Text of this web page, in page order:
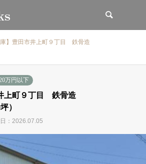
庫】豊田市井上町９丁目 鉄骨造
万円以下
上町９丁目 鉄骨造
）
：2026.07.05